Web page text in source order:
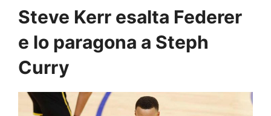
Steve Kerr esalta Federer
e lo paragona a Steph
Curry